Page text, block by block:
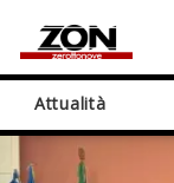
Attualità